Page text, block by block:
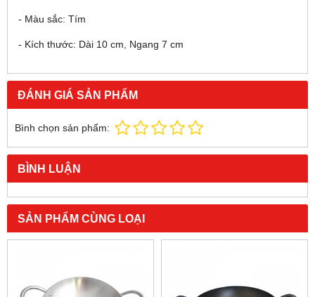
- Màu sắc: Tím
- Kích thước: Dài 10 cm, Ngang 7 cm
ĐÁNH GIÁ SẢN PHẨM
Bình chọn sản phẩm:
BÌNH LUẬN
SẢN PHẨM CÙNG LOẠI